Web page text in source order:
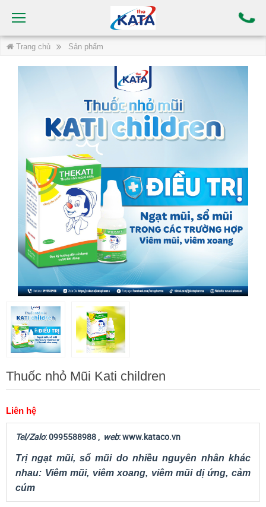
Trang chủ Sản phẩm
Thuốc nhỏ Mũi Kati children
Liên hệ
Tel/Zalo: 0995588988 , web: www.kataco.vn
Trị ngạt mũi, sổ mũi do nhiều nguyên nhân khác
nhau: Viêm mũi, viêm xoang, viêm mũi dị ứng, cảm
cúm